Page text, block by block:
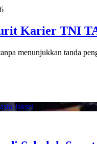
Karier TNI
menunjukkan tanda